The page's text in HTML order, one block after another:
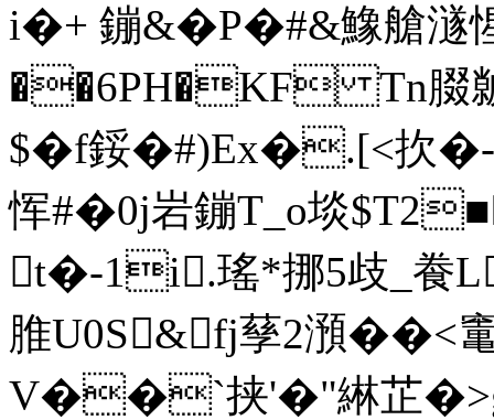
i�+ 鏰&�P�#&鱌艙澻
��6PH�KF Tn腏
$�f鋖�#)Ex�.[<扻
恽#�0j岩鏰T_o埮
t�-1i.瑤*挪5歧_飬
脽U0S&fj孶2澦�
V��`挟'�"綝芷�>g